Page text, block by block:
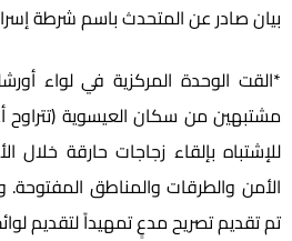
بيان صادر عن المتحدث باسم شرطة
للإشتباه بإلقاء زجاجات حارقة خلال
الأمن والطرقات والمناطق المفتوحة.
تم تقديم تصريح مدعٍ تمهيداً لتقديم